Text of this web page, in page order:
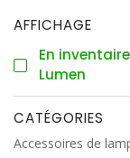
AFFICHAGE
En
Lumen
CATÉGORIES
Accessoires de